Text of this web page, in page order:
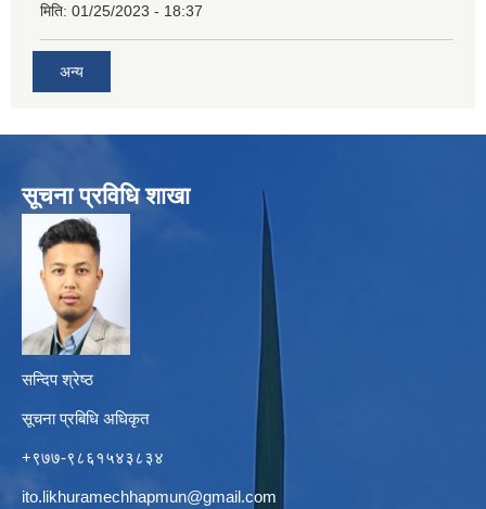
मिति: 01/25/2023 - 18:37
अन्य
सूचना प्रविधि शाखा
सन्दिप श्रेष्ठ
सूचना प्रबिधि अधिकृत
+९७७-९८६१५४३८३४
ito.likhuramechhapmun@gmail.com